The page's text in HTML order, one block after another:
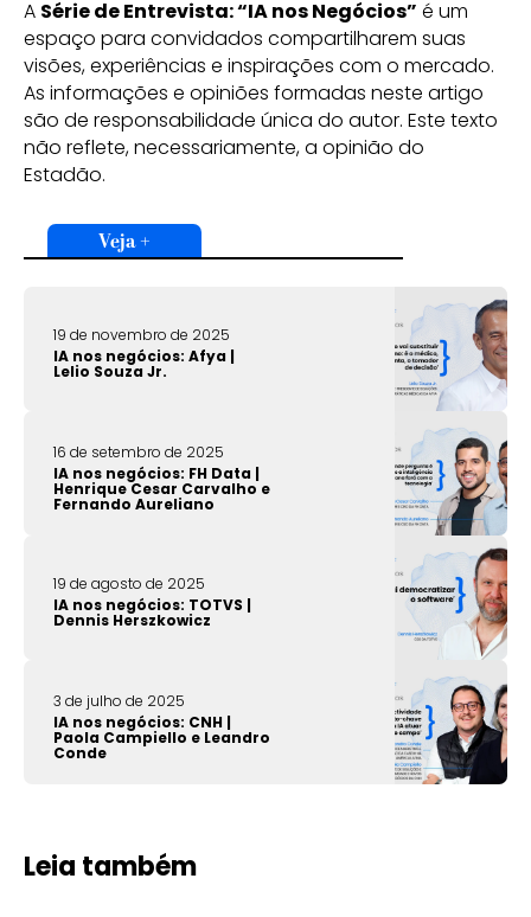
A Série de Entrevista: “IA nos Negócios” é um
espaço para convidados compartilharem suas
visões, experiências e inspirações com o mercado.
As informações e opiniões formadas neste artigo
são de responsabilidade única do autor. Este texto
não reflete, necessariamente, a opinião do
Estadão.
Veja +
19 de novembro de 2025
IA nos negócios: Afya |
Lelio Souza Jr.
16 de setembro de 2025
IA nos negócios: FH Data |
Henrique Cesar Carvalho e
Fernando Aureliano
19 de agosto de 2025
IA nos negócios: TOTVS |
Dennis Herszkowicz
3 de julho de 2025
IA nos negócios: CNH |
Paola Campiello e Leandro
Conde
Leia também